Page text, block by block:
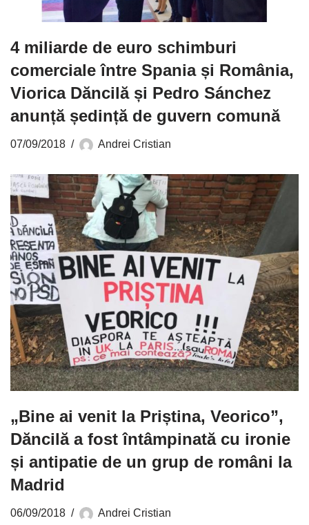
4 miliarde de euro schimburi
comerciale între Spania și România,
Viorica Dăncilă și Pedro Sánchez
anunță ședință de guvern comună
07/09/2018 Andrei Cristian
„Bine ai venit la Priștina, Veorico”,
Dăncilă a fost întâmpinată cu ironie
și antipatie de un grup de români la
Madrid
06/09/2018 Andrei Cristian